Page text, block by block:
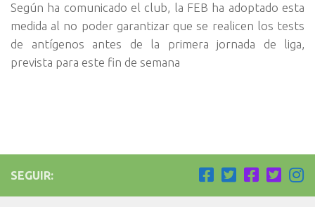
Según ha comunicado el club, la FEB ha adoptado esta
medida al no poder garantizar que se realicen los tests
de antígenos antes de la primera jornada de liga,
prevista para este fin de semana
SEGUIR: